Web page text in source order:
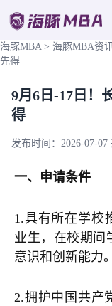
海豚MBA > 海豚MBA资
先得
9月6日-17日！
得
发布时间：2026-07-07
一、申请条件
1.具有所在学校
业生，在校期间
意识和创新能力。
2.拥护中国共产